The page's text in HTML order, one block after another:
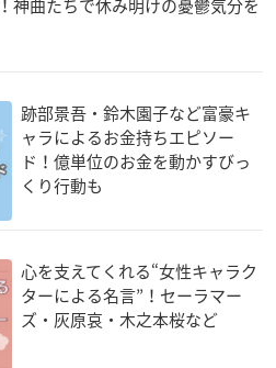
神曲たちで休み明けの憂鬱気分を
跡部景吾・鈴木園子など富豪キ
ャラによるお金持ちエピソー
ド！億単位のお金を動かすびっ
くり行動も
心を支えてくれる“女性キャラク
ターによる名言”！セーラマー
ズ・灰原哀・木之本桜など